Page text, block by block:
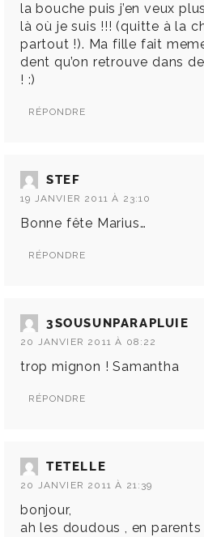
la bouche puis j’en veux
là où je suis !!! (quitte à la
partout !). Ma fille fait
dent qu’on retrouve dans
! :)
RÉPONDRE
STEF
19 JANVIER 2011 À 23:10
Bonne fête Marius…
RÉPONDRE
3SOUSUNPARAPLUIE
20 JANVIER 2011 À 08:22
trop mignon ! Samantha
RÉPONDRE
TETELLE
20 JANVIER 2011 À 21:39
bonjour,
ah les doudous , en